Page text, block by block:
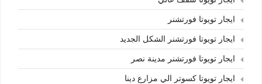
ايجار تويوتا فورتشنر
ايجار تويوتا فورتشنر الشكل الجديد
ايجار تويوتا فورتشنر مدينة نصر
ايجار تويوتا كسوتر الي مزارع دينا